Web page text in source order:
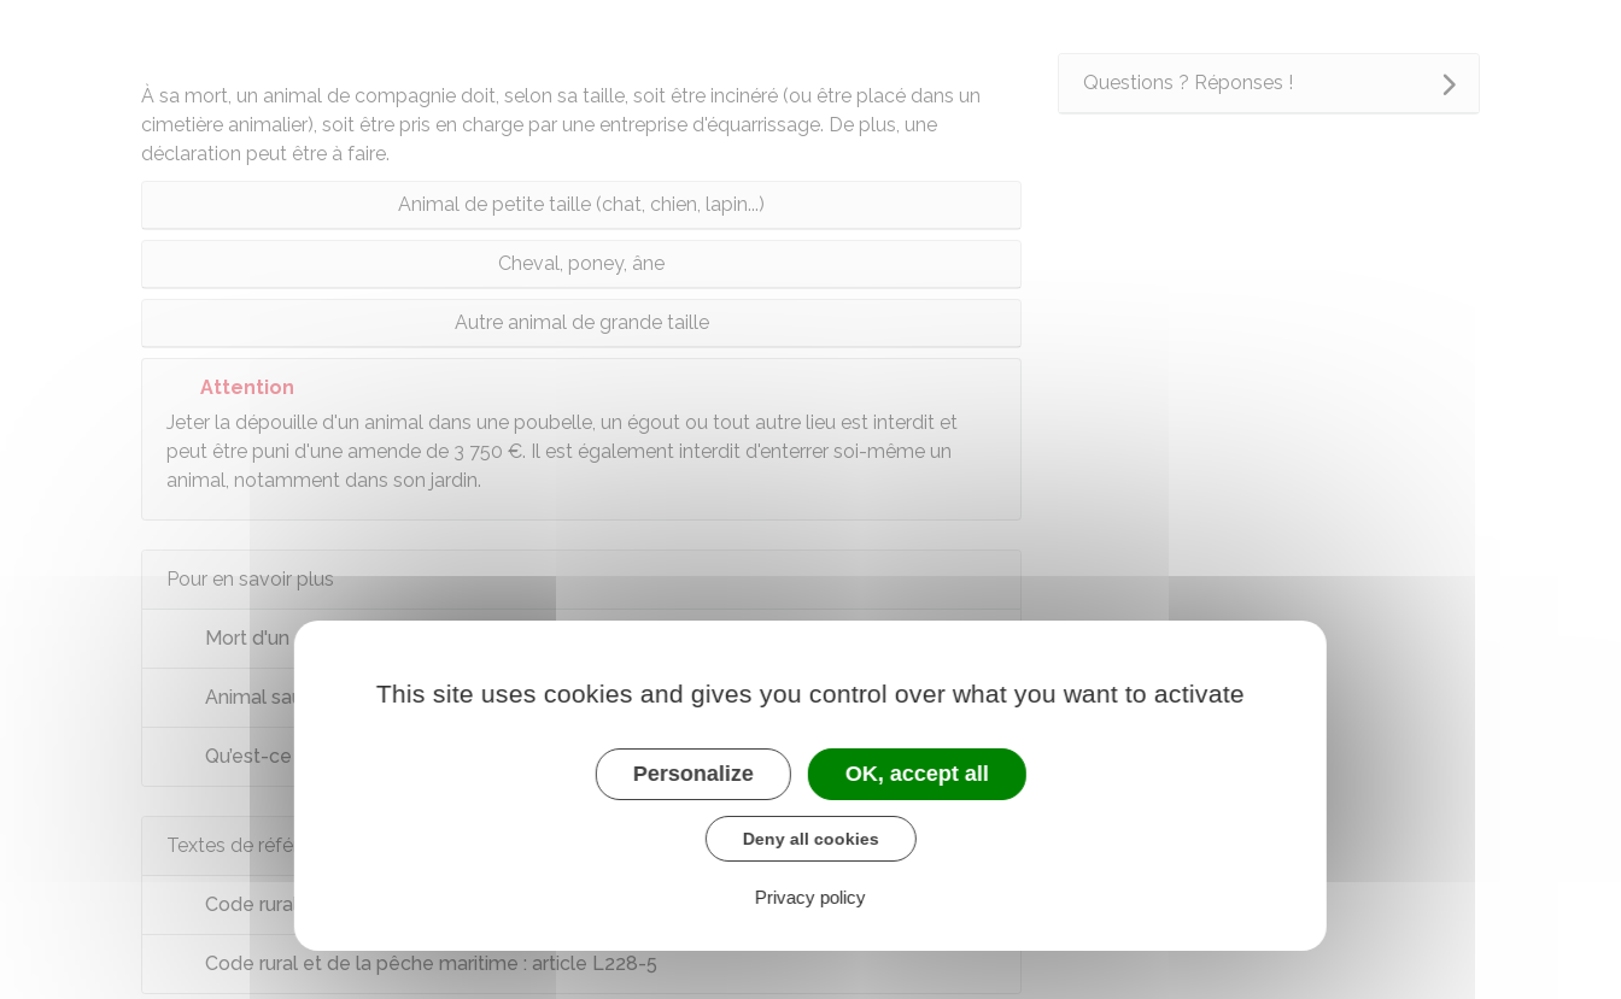
À sa mort, un animal de compagnie doit, selon sa taille, soit être incinéré (ou être placé dans un
cimetière animalier), soit être pris en charge par une entreprise d'équarrissage. De plus, une
déclaration peut être à faire.
Animal de petite taille (chat, chien, lapin...)
Cheval, poney, âne
Autre animal de grande taille
Attention
Jeter la dépouille d'un animal dans une poubelle, un égout ou tout autre lieu est interdit et
peut être puni d'une amende de 3 750 €. Il est également interdit d'enterrer soi-même un
animal, notamment dans son jardin.
Pour en savoir plus
Mort d'un équidé et équarrissage
Animal sauvage mort ou en détresse : quelle conduite tenir ?
Qu’est-ce que la taxidermie ?
Textes de référence
Code rural et de la pêche maritime : articles L226-1 à L226-9
Code rural et de la pêche maritime : article L228-5
Questions ? Réponses !
This site uses cookies and gives you control over what you want to activate
Personalize OK, accept all
Deny all cookies
Privacy policy